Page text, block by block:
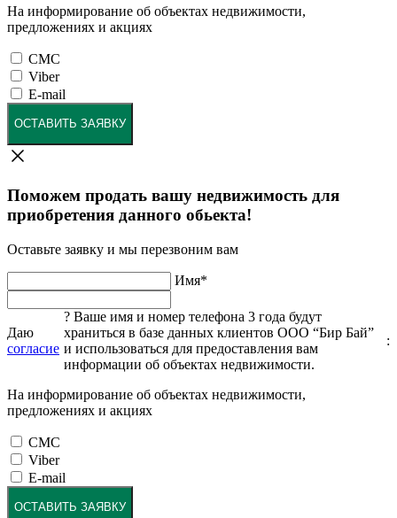
На информирование об объектах недвижимости,
предложениях и акциях
СМС
Viber
E-mail
ОСТАВИТЬ ЗАЯВКУ
Поможем продать вашу недвижимость для
приобретения данного обьекта!
Оставьте заявку и мы перезвоним вам
Имя*
Даю
согласие
? Ваше имя и номер телефона 3 года будут
храниться в базе данных клиентов ООО “Бир Бай”
и использоваться для предоставления вам
информации об объектах недвижимости.
:
На информирование об объектах недвижимости,
предложениях и акциях
СМС
Viber
E-mail
ОСТАВИТЬ ЗАЯВКУ